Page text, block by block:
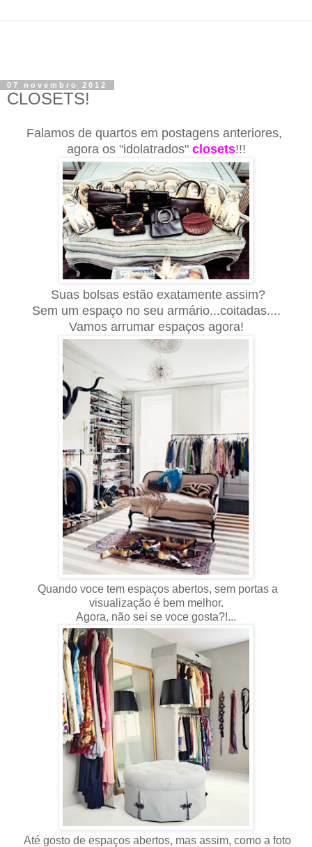
07 novembro 2012
CLOSETS!
Falamos de quartos em postagens anteriores,
agora os "idolatrados" closets!!!
Suas bolsas estão exatamente assim?
Sem um espaço no seu armário...coitadas....
Vamos arrumar espaços agora!
Quando voce tem espaços abertos, sem portas a
visualização é bem melhor.
Agora, não sei se voce gosta?!...
Até gosto de espaços abertos, mas assim, como a foto